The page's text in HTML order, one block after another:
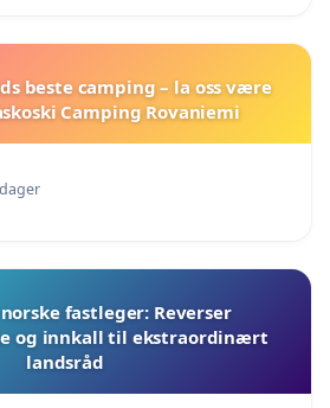
beste camping – la oss være
Camping Rovaniemi
fastleger: Reverser
og innkall til ekstraordinært
landsråd